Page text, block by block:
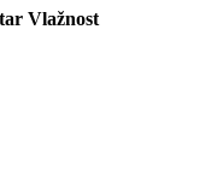
Vlažnost